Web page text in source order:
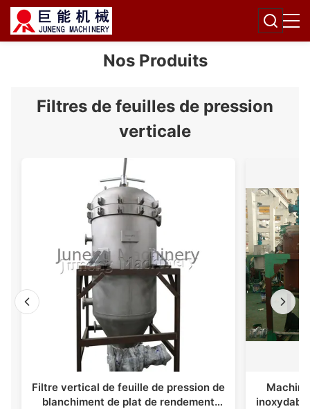
Nos Produits
Filtres de feuilles de pression
verticale
Filtre vertical de feuille de pression de
blanchiment de plat de rendement